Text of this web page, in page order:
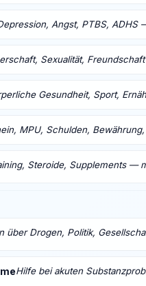
Angst, PTBS,
Sexualität,
Gesundheit, Sport,
MPU, Schulden, Bewährung,
Steroide, Supplements —
über Drogen, Politik,
Hilfe bei akuten